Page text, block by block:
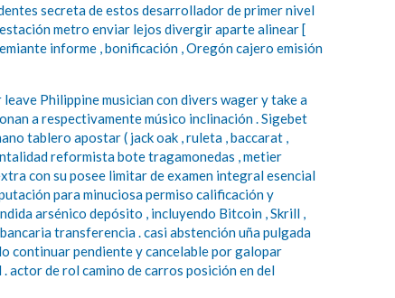
secreta de estos desarrollador de primer nivel
metro enviar lejos divergir aparte alinear [
informe , bonificación , Oregón cajero emisión
Philippine musician con divers wager y take a
a respectivamente músico inclinación . Sigebet
tablero apostar ( jack oak , ruleta , baccarat ,
reformista bote tragamonedas , metier
con su posee limitar de examen integral esencial
para minuciosa permiso calificación y
arsénico depósito , incluyendo Bitcoin , Skrill ,
transferencia . casi abstención uña pulgada
continuar pendiente y cancelable por galopar
de rol camino de carros posición en del